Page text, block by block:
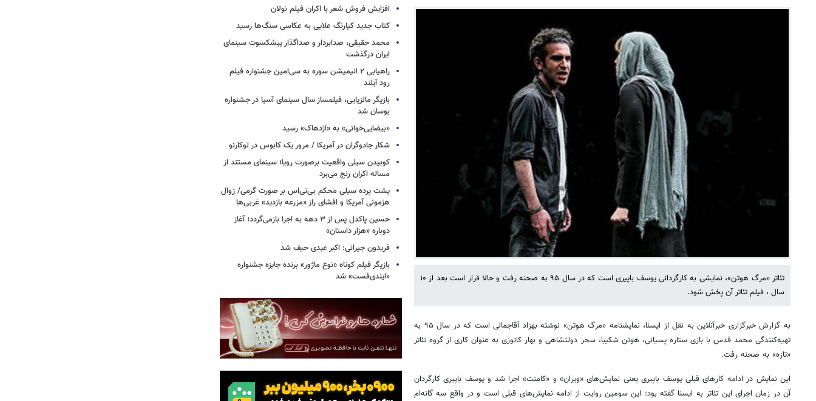
تئاتر «مرگ هوتن»، نمایشی به کارگردانی یوسف باپیری است که در سال ۹۵ به صحنه رفت و حالا قرار است بعد از ۱۰
سال ، فیلم تئاتر آن پخش شود.
به گزارش خبرگزاری خبرآنلاین به نقل از ایسنا، نمایشنامه «مرگ هوتن» نوشته بهزاد آقاجمالی است که در سال ۹۵ به
تهیه‌کنندگی محمد قدس با بازی ستاره پسیانی، هوتن شکیبا، سحر دولتشاهی و بهار کاتوزی به عنوان کاری از گروه تئاتر
«تازه» به صحنه رفت.
این نمایش در ادامه کارهای قبلی‌ یوسف باپیری یعنی‌ نمایش‌های «ویران» و «کامنت» اجرا شد و یوسف باپیری کارگردان
آن در زمان اجرای این تئاتر به ایسنا گفته بود: این سومین روایت از ادامه نمایش‌های قبلی است و در واقع سه گانه‌ام
افزایش فروش شعر با اکران فیلم نولان
کتاب جدید کیارنگ علایی به عکاسی سنگ‌ها رسید
محمد حقیقی، صدابردار و صداگذار پیشکسوت سینمای
ایران درگذشت
راهیابی ۲ انیمیشن سوره به سی‌امین جشنواره فیلم
رود آیلند
بازیگر مالزیایی، فیلمساز سال سینمای آسیا در جشنواره
بوسان شد
«بیضایی‌خوانی» به «اژدهاک» رسید
شکار جادوگران در آمریکا / مرور یک کابوس در لوکارنو
کوبیدن سیلی واقعیت برصورت رویا؛ سینمای مستند از
مساله اکران رنج می‌برد
پشت پرده سیلی محکم بی‌تی‌اس بر صورت گرمی/ زوال
هژمونی آمریکا و افشای راز «مزرعه بازدید» غربی‌ها
حسین پاکدل پس از ۳ دهه به اجرا بازمی‌گردد؛ آغاز
دوباره «هزار داستان»
فریدون جیرانی: اکبر عبدی حیف شد
بازیگر فیلم کوتاه «نوع ماژور» برنده جایزه جشنواره
«ایندی‌فست» شد